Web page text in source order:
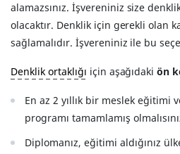
alamazsınız. İşvereniniz size
olacaktır. Denklik için gerekli olan
sağlamalıdır. İşvereniniz ile bu
Denklik ortaklığı için aşağıdakiön
En az 2 yıllık bir meslek eğitimi
programı tamamlamış
Diplomanız, eğitimi aldığınız